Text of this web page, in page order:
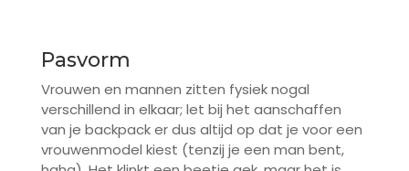
Pasvorm
Vrouwen en mannen zitten fysiek nogal
verschillend in elkaar; let bij het aanschaffen
van je backpack er dus altijd op dat je voor een
vrouwenmodel kiest (tenzij je een man bent,